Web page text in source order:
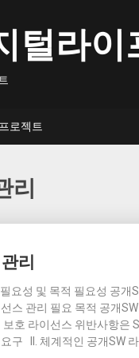
털라이
로젝트
리
리
필요성 및 목적 필요성 공
스 관리 필요 목적 공개
호 라이선스 위반사항은
구 II. 체계적인 공개SW